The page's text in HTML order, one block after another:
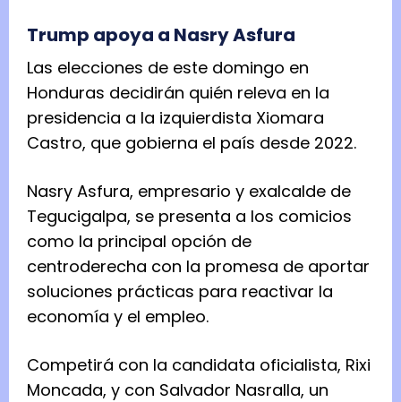
Trump apoya a Nasry Asfura
Las elecciones de este domingo en
Honduras decidirán quién releva en la
presidencia a la izquierdista Xiomara
Castro, que gobierna el país desde 2022.
Nasry Asfura, empresario y exalcalde de
Tegucigalpa, se presenta a los comicios
como la principal opción de
centroderecha con la promesa de aportar
soluciones prácticas para reactivar la
economía y el empleo.
Competirá con la candidata oficialista, Rixi
Moncada, y con Salvador Nasralla, un